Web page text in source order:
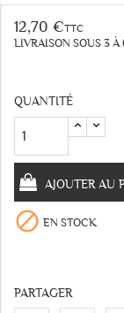
12,70 €TTC
LIVRAISON SOUS 3 À
QUANTITÉ
AJOUTER AU
 EN STOCK
PARTAGER